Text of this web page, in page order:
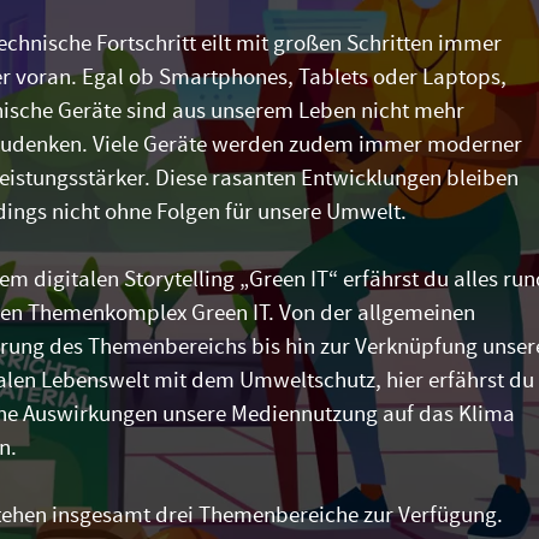
Fortschritt eilt mit großen Schritten immer
voran. Egal ob Smartphones, Tablets oder Laptops,
Geräte sind aus unserem Leben nicht mehr
Viele Geräte werden zudem immer moderner
Diese rasanten Entwicklungen bleiben
nicht ohne Folgen für unsere Umwelt.
digitalen Storytelling „Green IT“ erfährst du alles
Themenkomplex Green IT. Von der allgemeinen
des Themenbereichs bis hin zur Verknüpfung
Lebenswelt mit dem Umweltschutz, hier erfährst du
Auswirkungen unsere Mediennutzung auf das Klima
insgesamt drei Themenbereiche zur Verfügung.